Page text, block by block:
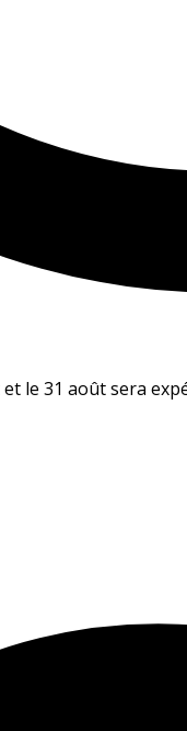
le 31 août sera